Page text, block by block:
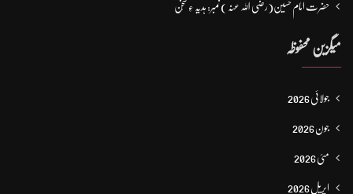
حضرت امام حسین(رضی اللہ عنہ ) نمبر: ہدیہ ءِ سُخن
میگزین محفوظہ
جولائی 2026
جون 2026
مئی 2026
اپریل 2026